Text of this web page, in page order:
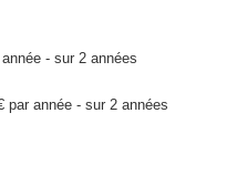
- sur 2 années
par année - sur 2 années